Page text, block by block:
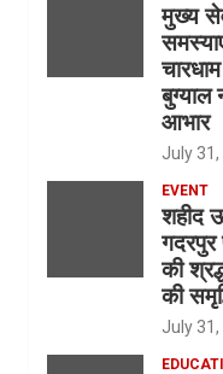
मुख्य
बुग्याल
आभार
July 31,
EVENT
शहीद
गदरपुर
की
की
July 31,